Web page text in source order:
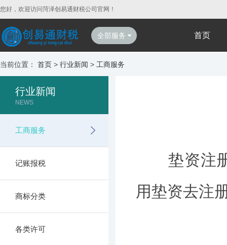
您好，欢迎访问菏泽创易通财税公司官网！
全部服务 首页
当前位置： 首页 > 行业新闻 > 工商服务
行业新闻
NEWS
工商服务
记账报税
商标分类
各类许可
垫资注册
用垫资去注